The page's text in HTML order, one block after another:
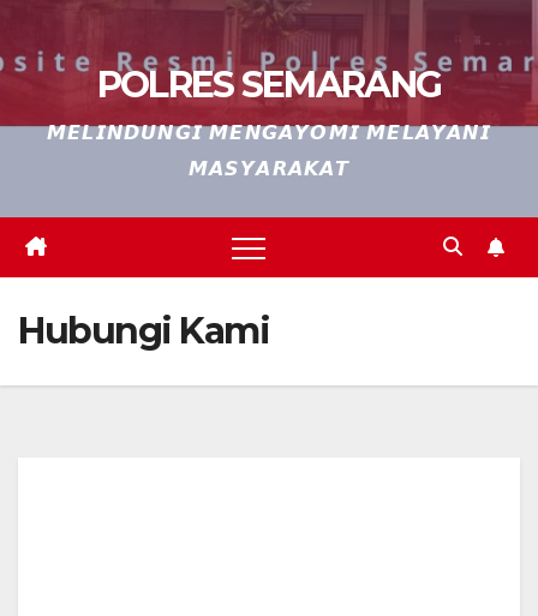
POLRES SEMARANG
𝙈𝙀𝙇𝙄𝙉𝘿𝙐𝙉𝙂𝙄 𝙈𝙀𝙉𝙂𝘼𝙔𝙊𝙈𝙄 𝙈𝙀𝙇𝘼𝙔𝘼𝙉𝙄
𝙈𝘼𝙎𝙔𝘼𝙍𝘼𝙆𝘼𝙏
Hubungi Kami